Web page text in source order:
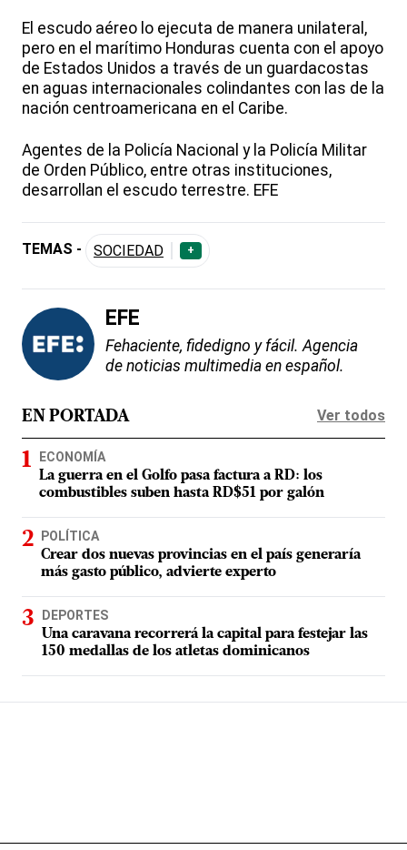
El escudo aéreo lo ejecuta de manera unilateral,
pero en el marítimo Honduras cuenta con el apoyo
de Estados Unidos a través de un guardacostas
en aguas internacionales colindantes con las de la
nación centroamericana en el Caribe.
Agentes de la Policía Nacional y la Policía Militar
de Orden Público, entre otras instituciones,
desarrollan el escudo terrestre. EFE
TEMAS - SOCIEDAD +
EFE
Fehaciente, fidedigno y fácil. Agencia
de noticias multimedia en español.
EN PORTADA Ver todos
ECONOMÍA
La guerra en el Golfo pasa factura a RD: los
combustibles suben hasta RD$51 por galón
POLÍTICA
Crear dos nuevas provincias en el país generaría
más gasto público, advierte experto
DEPORTES
Una caravana recorrerá la capital para festejar las
150 medallas de los atletas dominicanos